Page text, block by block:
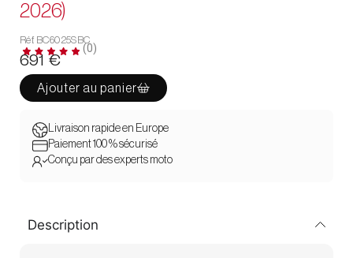
2026)
Réf. BC6025SBC
(0)
691 €
Ajouter au panier
Livraison rapide en Europe
Paiement 100 % sécurisé
Conçu par des experts moto
Description